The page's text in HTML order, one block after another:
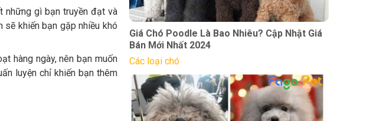
những gì bạn truyền đạt và
khiến bạn gặp nhiều khó
hàng ngày, nên bạn muốn
luyện chỉ khiến bạn thêm
Giá Chó Poodle Là Bao Nhiêu? Cập Nhật Giá
Bán Mới Nhất 2024
Các loại chó